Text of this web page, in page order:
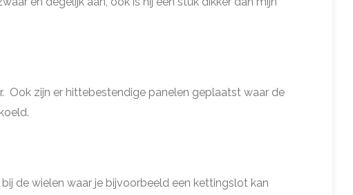
Ook zijn er hittebestendige panelen geplaatst waar de
de wielen waar je bijvoorbeeld een kettingslot kan